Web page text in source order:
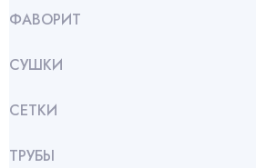
ФАВОРИТ
СУШКИ
СЕТКИ
ТРУБЫ